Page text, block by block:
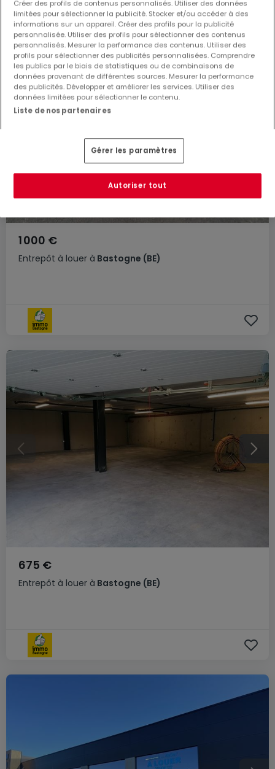
Entrepôt à louer à Bastogne (BE)
1 000 €
Entrepôt à louer à Bastogne (BE)
675 €
Créer des profils de contenus personnalisés. Utiliser des données
limitées pour sélectionner la publicité. Stocker et/ou accéder à des
informations sur un appareil. Créer des profils pour la publicité
personnalisée. Utiliser des profils pour sélectionner des contenus
personnalisés. Mesurer la performance des contenus. Utiliser des
profils pour sélectionner des publicités personnalisées. Comprendre
les publics par le biais de statistiques ou de combinaisons de
données provenant de différentes sources. Mesurer la performance
des publicités. Développer et améliorer les services. Utiliser des
données limitées pour sélectionner le contenu.
Liste de nos partenaires
Gérer les paramètres
Autoriser tout